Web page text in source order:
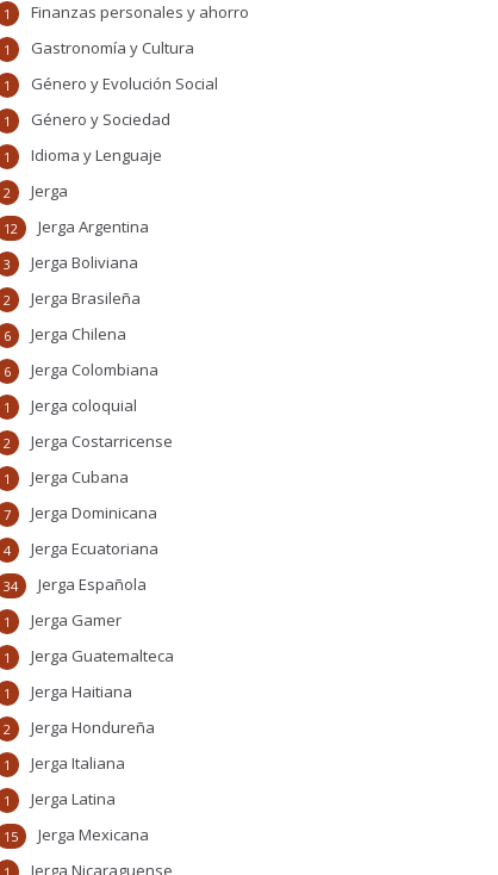
Finanzas personales y ahorro
1
Gastronomía y Cultura
1
Género y Evolución Social
1
Género y Sociedad
1
Idioma y Lenguaje
1
Jerga
2
Jerga Argentina
12
Jerga Boliviana
3
Jerga Brasileña
2
Jerga Chilena
6
Jerga Colombiana
6
Jerga coloquial
1
Jerga Costarricense
2
Jerga Cubana
1
Jerga Dominicana
7
Jerga Ecuatoriana
4
Jerga Española
34
Jerga Gamer
1
Jerga Guatemalteca
1
Jerga Haitiana
1
Jerga Hondureña
2
Jerga Italiana
1
Jerga Latina
1
Jerga Mexicana
15
Jerga Nicaraguense